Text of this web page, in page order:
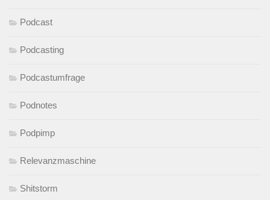
Podcast
Podcasting
Podcastumfrage
Podnotes
Podpimp
Relevanzmaschine
Shitstorm